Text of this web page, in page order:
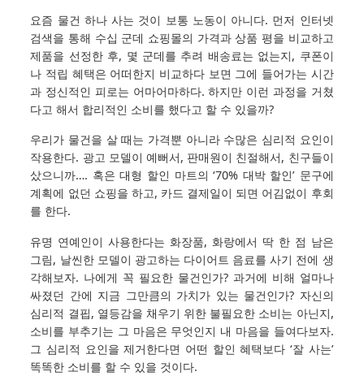
요즘 물건 하나 사는 것이 보통 노동이 아니다. 먼저 인터넷
검색을 통해 수십 군데 쇼핑몰의 가격과 상품 평을 비교하고
제품을 선정한 후, 몇 군데를 추려 배송료는 없는지, 쿠폰이
나 적립 혜택은 어떠한지 비교하다 보면 그에 들어가는 시간
과 정신적인 피로는 어마어마하다. 하지만 이런 과정을 거쳤
다고 해서 합리적인 소비를 했다고 할 수 있을까?
우리가 물건을 살 때는 가격뿐 아니라 수많은 심리적 요인이
작용한다. 광고 모델이 예뻐서, 판매원이 친절해서, 친구들이
샀으니까…. 혹은 대형 할인 마트의 ‘70% 대박 할인’ 문구에
계획에 없던 쇼핑을 하고, 카드 결제일이 되면 어김없이 후회
를 한다.
유명 연예인이 사용한다는 화장품, 화랑에서 딱 한 점 남은
그림, 날씬한 모델이 광고하는 다이어트 음료를 사기 전에 생
각해보자. 나에게 꼭 필요한 물건인가? 과거에 비해 얼마나
싸졌던 간에 지금 그만큼의 가치가 있는 물건인가? 자신의
심리적 결핍, 열등감을 채우기 위한 불필요한 소비는 아닌지,
소비를 부추기는 그 마음은 무엇인지 내 마음을 들여다보자.
그 심리적 요인을 제거한다면 어떤 할인 혜택보다 ‘잘 사는’
똑똑한 소비를 할 수 있을 것이다.